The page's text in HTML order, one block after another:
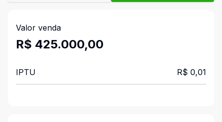
Valor venda
R$ 425.000,00
IPTU R$ 0,01